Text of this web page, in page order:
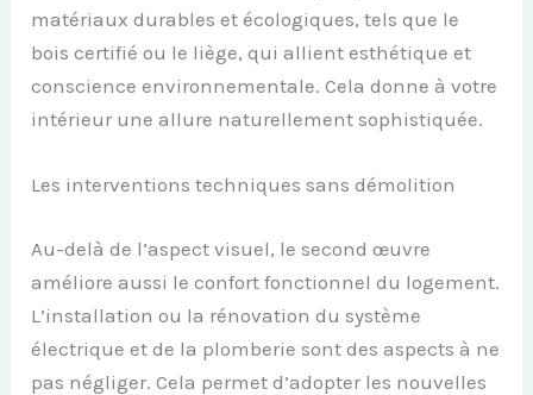
matériaux durables et écologiques, tels que le
bois certifié ou le liège, qui allient esthétique et
conscience environnementale. Cela donne à votre
intérieur une allure naturellement sophistiquée.
Les interventions techniques sans démolition
Au-delà de l’aspect visuel, le second œuvre
améliore aussi le confort fonctionnel du logement.
L’installation ou la rénovation du système
électrique et de la plomberie sont des aspects à ne
pas négliger. Cela permet d’adopter les nouvelles